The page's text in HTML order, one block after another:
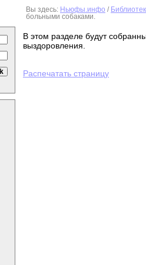
Вы здесь: Ньюфы.инфо /
больными собаками.
В этом разделе будут
выздоровления.
Распечатать страницу